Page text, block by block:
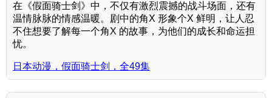
在《假面骑士剑》中，不仅有激烈震撼的战斗场面，还有
温情脉脉的情感温暖。剧中的角X 形象个X 鲜明，让人忍
不住想要了解每一个角X 的故事，为他们的成长和命运担
忧。
日本动漫，假面骑士剑，全49集